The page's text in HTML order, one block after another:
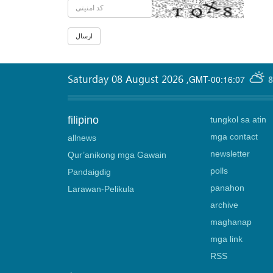
GMT-00:16:07
Saturday 08 August 2026 ,
filipino
allnews
Qur’anikong mga Gawain
Pandaigdig
Larawan-Pelikula
tungkol sa atin
mga contact
newsletter
polls
panahon
archive
maghanap
mga link
RSS